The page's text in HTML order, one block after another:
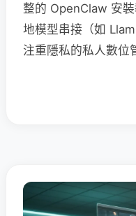
整的 OpenClaw 安
地模型串接（如
注重隱私的私人數位